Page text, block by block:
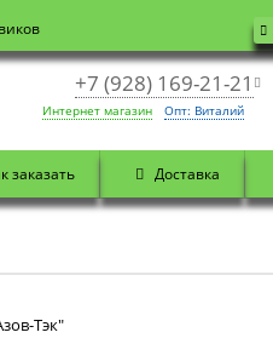
+7 (928) 169-21-21
Интернет магазин Опт: Виталий
заказать Доставка
Тэк"